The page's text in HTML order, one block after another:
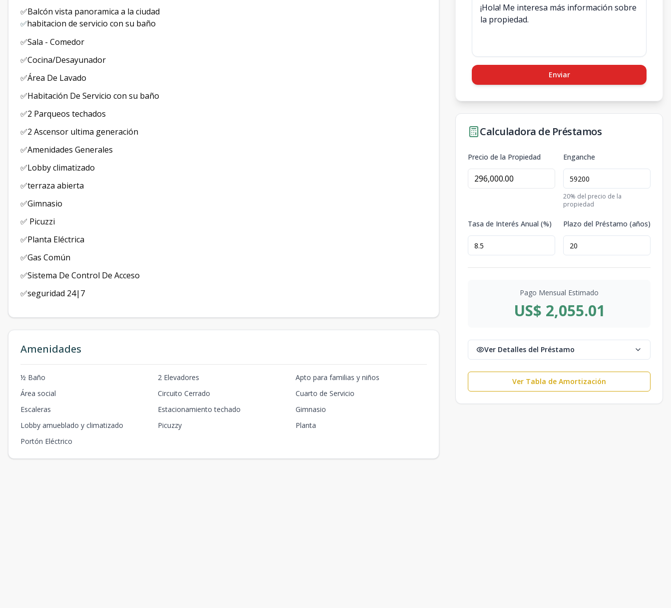
✅Balcón vista panoramica a la ciudad
✅habitacion de servicio con su baño
✅Sala - Comedor
✅Cocina/Desayunador
✅Área De Lavado
✅Habitación De Servicio con su baño
✅2 Parqueos techados
✅2 Ascensor ultima generación
✅Amenidades Generales
✅Lobby climatizado
✅terraza abierta
✅Gimnasio
✅ Picuzzi
✅Planta Eléctrica
✅Gas Común
✅Sistema De Control De Acceso
✅seguridad 24|7
Amenidades
½ Baño 2 Elevadores
Apto para familias y niños
Área social
Circuito Cerrado
Cuarto de Servicio
Escaleras
Estacionamiento techado
Gimnasio
Lobby amueblado y climatizado
Picuzzy
Planta
Portón Eléctrico
Enviar
Calculadora de Préstamos
Precio de la Propiedad Enganche
20% del precio de la
propiedad
Tasa de Interés Anual (%) Plazo del Préstamo (años)
Pago Mensual Estimado
US$ 2,055.01
Ver Detalles del Préstamo
Ver Tabla de Amortización